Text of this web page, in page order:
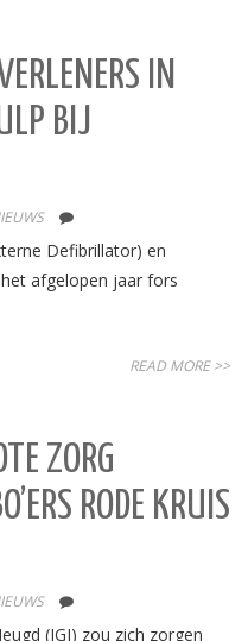
IN
BIJ
Defibrillator) en
afgelopen jaar fors
READ MORE >>
ZORG
RODE KRUIS
(IGJ) zou zich zorgen